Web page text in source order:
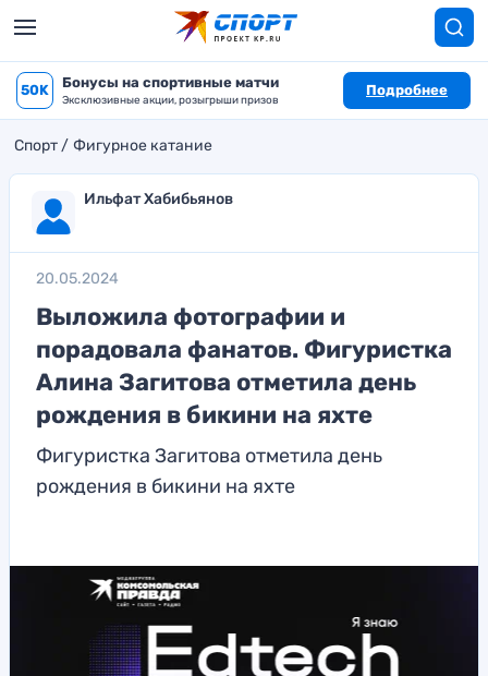
50K Бонусы на спортивные матчи
Эксклюзивные акции, розыгрыши призов
Подробнее
Спорт Фигурное катание
Ильфат Хабибьянов
20.05.2024
Выложила фотографии и
порадовала фанатов. Фигуристка
Алина Загитова отметила день
рождения в бикини на яхте
Фигуристка Загитова отметила день
рождения в бикини на яхте